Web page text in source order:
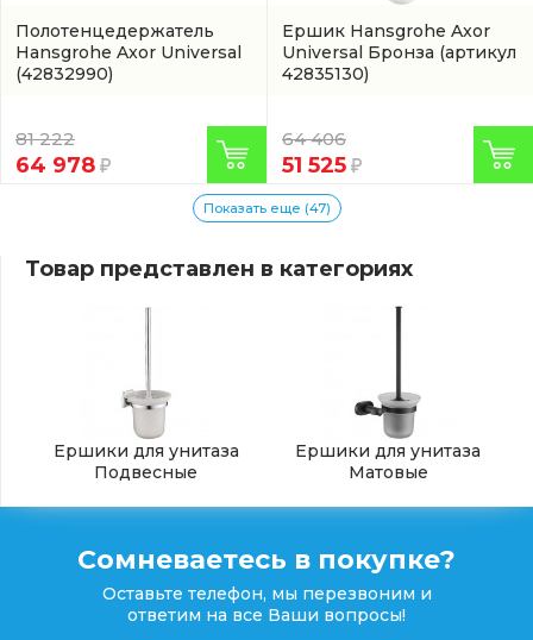
Полотенцедержатель
Hansgrohe Axor Universal
(42832990)
81 222
64 978
Ершик Hansgrohe Axor
Universal Бронза (артикул
42835130)
64 406
51 525
Показать еще (47)
Товар представлен в категориях
Ершики для унитаза
Подвесные
Ершики для унитаза
Матовые
Сомневаетесь в покупке?
Оставьте телефон, мы перезвоним и
ответим на все Ваши вопросы!